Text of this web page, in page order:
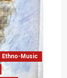
Ethno-Music